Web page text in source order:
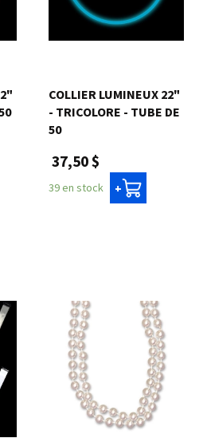
COLLIER LUMINEUX 22"
- TRICOLORE - TUBE DE
50
37,50 $
39 en stock +